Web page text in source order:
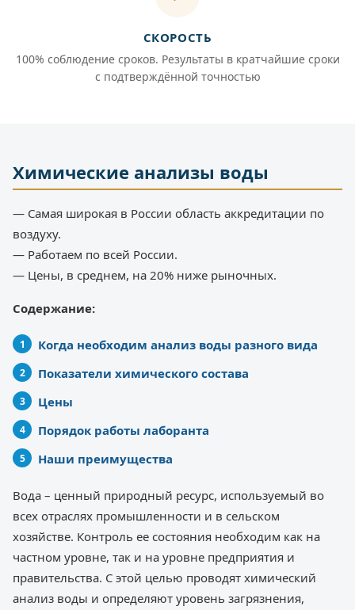
СКОРОСТЬ
100% соблюдение сроков. Результаты в кратчайшие сроки
с подтверждённой точностью
Химические анализы воды
— Самая широкая в России область аккредитации по
воздуху.
— Работаем по всей России.
— Цены, в среднем, на 20% ниже рыночных.
Содержание:
Когда необходим анализ воды разного вида
Показатели химического состава
Цены
Порядок работы лаборанта
Наши преимущества
Вода – ценный природный ресурс, используемый во
всех отраслях промышленности и в сельском
хозяйстве. Контроль ее состояния необходим как на
частном уровне, так и на уровне предприятия и
правительства. С этой целью проводят химический
анализ воды и определяют уровень загрязнения,